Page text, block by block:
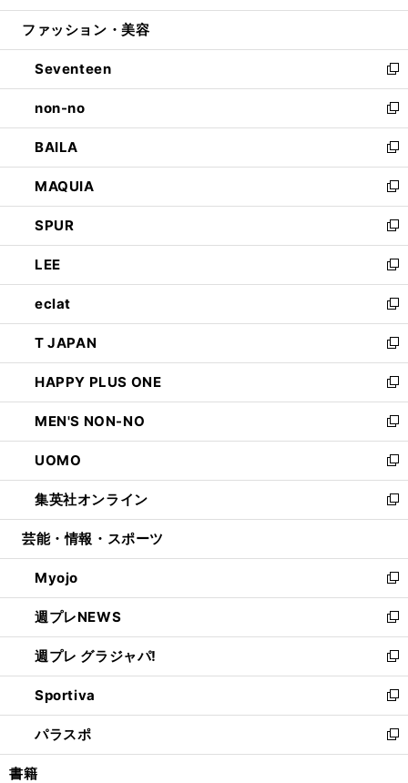
開
ウ
開
く
ン
ウ
で
開
く
ウ
ン
ド
ウ
で
開
く
ファッション・美容
Seventeen
新
し
い
ウ
ィ
ン
ド
ウ
で
開
く
non-no
新
し
い
ウ
ィ
ン
ド
ウ
で
開
く
BAILA
新
し
い
ウ
ィ
ン
ド
ウ
で
開
く
MAQUIA
新
し
い
ウ
ィ
ン
ド
ウ
で
開
く
SPUR
新
し
い
ウ
ィ
ン
ド
ウ
で
開
く
LEE
新
し
い
ウ
ィ
ン
ド
ウ
で
開
く
eclat
新
し
い
ウ
ィ
ン
ド
ウ
で
開
く
T JAPAN
新
し
い
ウ
ィ
ン
ド
ウ
で
開
HAPPY PLUS ONE
新
し
い
ウ
ィ
ン
ド
ウ
開
く
MEN'S NON-NO
新
し
い
ウ
ィ
ン
ウ
で
開
く
UOMO
新
し
い
ウ
ン
ド
ウ
で
開
く
集英社オンライン
新
し
ウ
ィ
ン
ド
ウ
で
開
く
芸能・情報・スポーツ
Myojo
新
し
い
ウ
ィ
ン
ド
ウ
で
開
週プレNEWS
新
し
い
ウ
ィ
ン
ド
ウ
週プレ グラジャパ!
新
し
い
ウ
ィ
ン
Sportiva
新
し
い
ウ
パラスポ
新
し
書籍